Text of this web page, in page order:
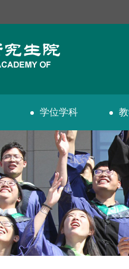
学位学科